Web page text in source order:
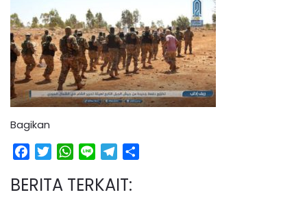
Bagikan
Facebook
TwitterWhatsApp
Line Telegram
BERITA TERKAIT: